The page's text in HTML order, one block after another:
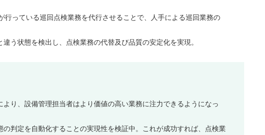
っている巡回点検業務を代行させることで、人手による巡回業務の
う状態を検出し、点検業務の代替及び品質の安定化を実現。
り、設備管理担当者はより価値の高い業務に注力できるようになっ
判定を自動化することの実現性を検証中。これが成功すれば、点検業